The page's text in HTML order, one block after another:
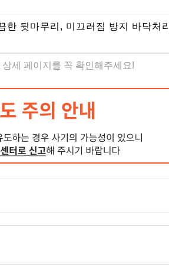
뒷마무리, 미끄러짐 방지 바닥처리
세 페이지를 꼭 확인해주세요!